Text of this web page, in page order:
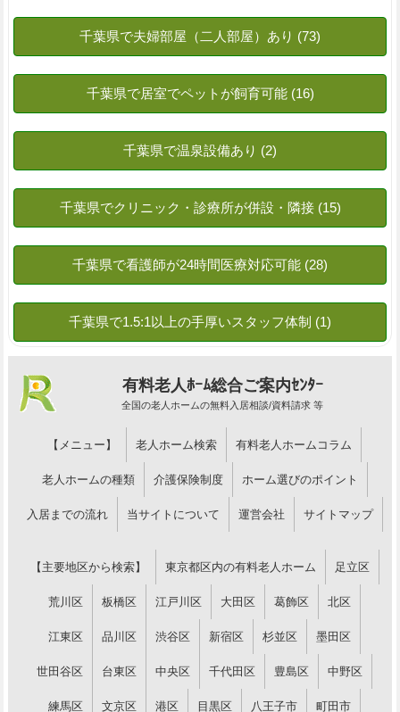
有料老人ﾎｰﾑ総合ご案内ｾﾝﾀｰ
全国の老人ホームの無料入居相談/資料請求 等
【メニュー】 老人ホーム検索 有料老人ホームコラム
老人ホームの種類 介護保険制度 ホーム選びのポイント
入居までの流れ 当サイトについて 運営会社 サイトマップ
【主要地区から検索】 東京都区内の有料老人ホーム 足立区
荒川区 板橋区 江戸川区 大田区 葛飾区 北区
江東区 品川区 渋谷区 新宿区 杉並区 墨田区
世田谷区 台東区 中央区 千代田区 豊島区 中野区
練馬区 文京区 港区 目黒区 八王子市 町田市